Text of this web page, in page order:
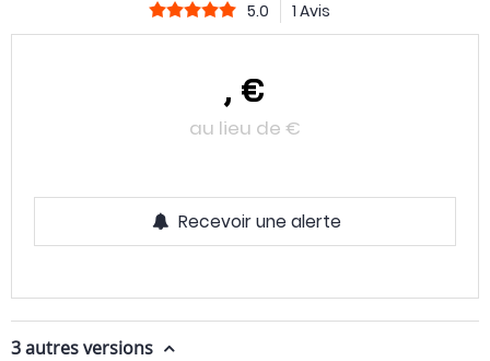
5.0 1 Avis
, €
au lieu de €
Recevoir une alerte
3 autres versions